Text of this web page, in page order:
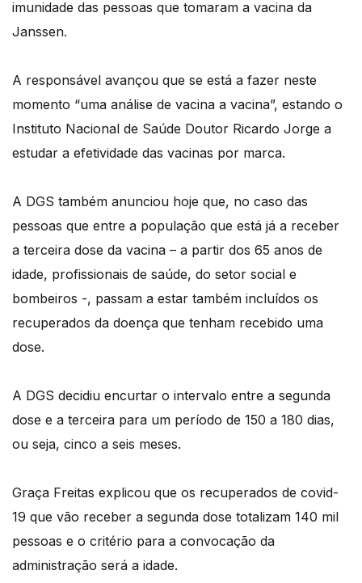
imunidade das pessoas que tomaram a vacina da
Janssen.
A responsável avançou que se está a fazer neste
momento “uma análise de vacina a vacina”, estando o
Instituto Nacional de Saúde Doutor Ricardo Jorge a
estudar a efetividade das vacinas por marca.
A DGS também anunciou hoje que, no caso das
pessoas que entre a população que está já a receber
a terceira dose da vacina – a partir dos 65 anos de
idade, profissionais de saúde, do setor social e
bombeiros -, passam a estar também incluídos os
recuperados da doença que tenham recebido uma
dose.
A DGS decidiu encurtar o intervalo entre a segunda
dose e a terceira para um período de 150 a 180 dias,
ou seja, cinco a seis meses.
Graça Freitas explicou que os recuperados de covid-
19 que vão receber a segunda dose totalizam 140 mil
pessoas e o critério para a convocação da
administração será a idade.